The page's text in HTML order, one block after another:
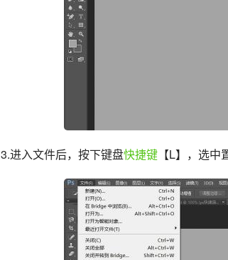
3.进入文件后，按下键盘快捷键 【L】，选中